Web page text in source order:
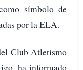
símbolo de
por la ELA.
Club Atletismo
ha informado